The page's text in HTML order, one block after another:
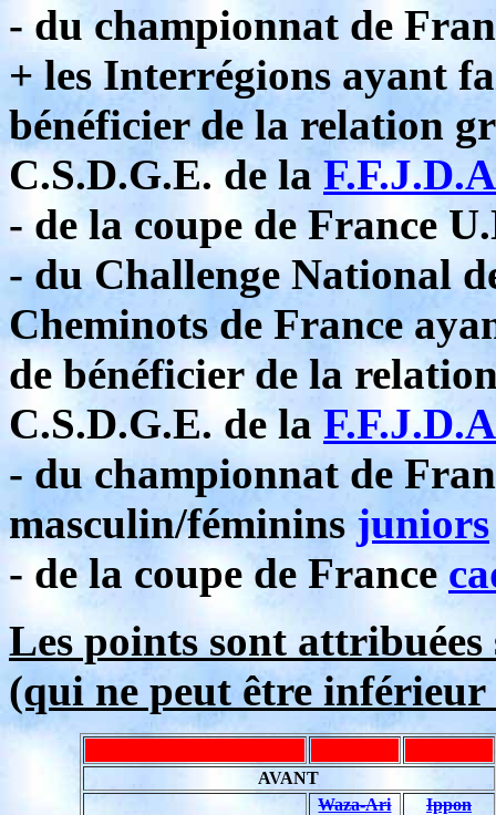
- du championnat de
+ les Interrégions ayant
bénéficier de la relation
C.S.D.G.E. de la
- de la coupe de France
- du Challenge National
Cheminots de France
de bénéficier de la
C.S.D.G.E. de la
- du championnat de
masculin/féminins juniors
- de la coupe de France
Les points sont
(qui ne peut être
AVANT
Waza-Ari
Ippon